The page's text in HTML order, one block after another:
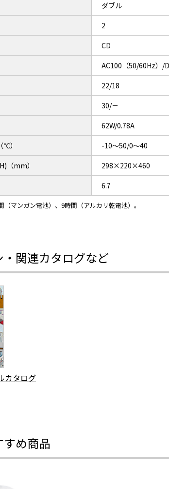
ダブル
2
CD
AC100（50/60Hz）/
22/18
30/－
62W/0.78A
℃） -10～50/0～40
（mm） 298×220×460
6.7
マンガン電池）、9時間（アルカリ乾電池）。
関連カタログなど
カタログ
め商品